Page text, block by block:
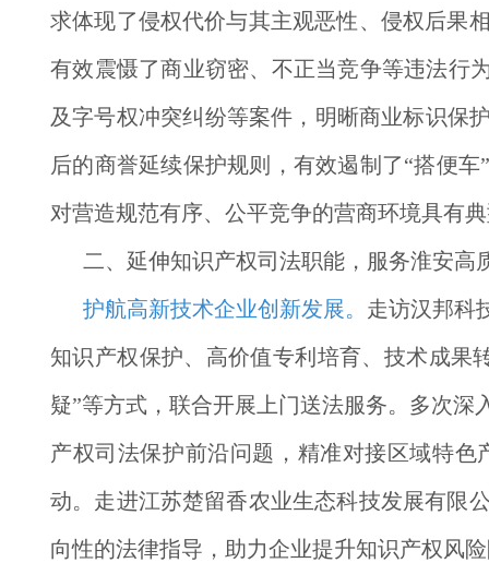
求体现了侵权代价与其主观恶性、侵权后果
有效震慑了商业窃密、不正当竞争等违法行
及字号权冲突纠纷等案件，明晰商业标识保
后的商誉延续保护规则，有效遏制了“搭便
对营造规范有序、公平竞争的营商环境具有
二、延伸知识产权司法职能，服务淮安高
护航高新技术企业创新发展。 走访汉邦科
知识产权保护、高价值专利培育、技术成果
疑”等方式，联合开展上门送法服务。多次
产权司法保护前沿问题，精准对接区域特
动。走进江苏楚留香农业生态科技发展有限
向性的法律指导，助力企业提升知识产权风